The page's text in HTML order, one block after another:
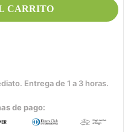
CARRITO
Entrega de 1 a 3 horas.
de pago: